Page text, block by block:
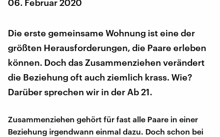
06. Februar 2020
Die erste gemeinsame Wohnung ist eine der
größten Herausforderungen, die Paare erleben
können. Doch das Zusammenziehen verändert
die Beziehung oft auch ziemlich krass. Wie?
Darüber sprechen wir in der Ab 21.
Zusammenziehen gehört für fast alle Paare in einer
Beziehung irgendwann einmal dazu. Doch schon bei